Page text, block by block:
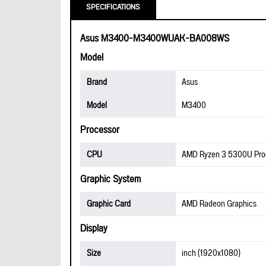
SPECIFICATIONS
Asus M3400-M3400WUAK-BA008WS
Model
Brand
Asus
Model
M3400
Processor
CPU AMD Ryzen 3 5300U
Graphic System
Graphic Card AMD Radeon Graphics
Display
Size inch (1920x1080)